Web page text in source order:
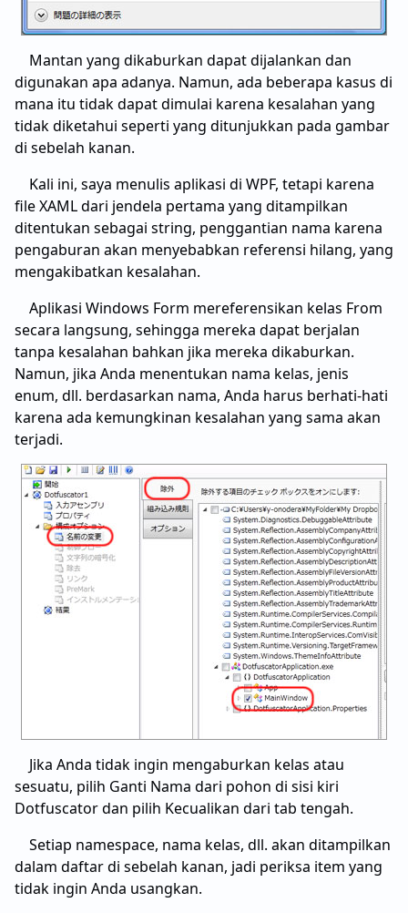
Mantan yang dikaburkan dapat dijalankan dan
digunakan apa adanya. Namun, ada beberapa kasus di
mana itu tidak dapat dimulai karena kesalahan yang
tidak diketahui seperti yang ditunjukkan pada gambar
di sebelah kanan.
Kali ini, saya menulis aplikasi di WPF, tetapi karena
file XAML dari jendela pertama yang ditampilkan
ditentukan sebagai string, penggantian nama karena
pengaburan akan menyebabkan referensi hilang, yang
mengakibatkan kesalahan.
Aplikasi Windows Form mereferensikan kelas From
secara langsung, sehingga mereka dapat berjalan
tanpa kesalahan bahkan jika mereka dikaburkan.
Namun, jika Anda menentukan nama kelas, jenis
enum, dll. berdasarkan nama, Anda harus berhati-hati
karena ada kemungkinan kesalahan yang sama akan
terjadi.
Jika Anda tidak ingin mengaburkan kelas atau
sesuatu, pilih Ganti Nama dari pohon di sisi kiri
Dotfuscator dan pilih Kecualikan dari tab tengah.
Setiap namespace, nama kelas, dll. akan ditampilkan
dalam daftar di sebelah kanan, jadi periksa item yang
tidak ingin Anda usangkan.